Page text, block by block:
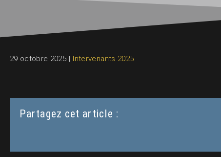
29 octobre 2025 Intervenants 2025
Partagez cet article :